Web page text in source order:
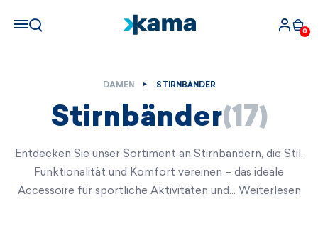
0
DAMEN STIRNBÄNDER
Stirnbänder(17)
Entdecken Sie unser Sortiment an Stirnbändern, die Stil,
Funktionalität und Komfort vereinen – das ideale
Accessoire für sportliche Aktivitäten und… Weiterlesen